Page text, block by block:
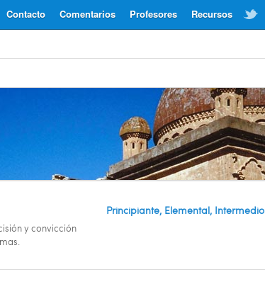
Recursos
Profesores
Comentarios
Contacto
y convicción
Principiante, Elemental, Intermedio